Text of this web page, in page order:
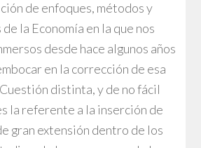
de enfoques, métodos y
la Economía en la que nos
desde hace algunos años
en la corrección de esa
distinta, y de no fácil
la referente a la inserción de
gran extensión dentro de los